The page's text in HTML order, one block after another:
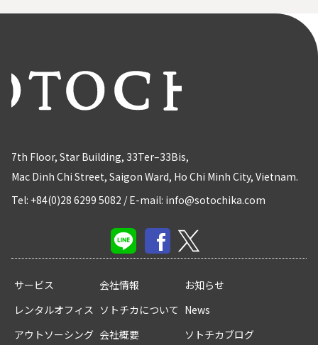
サービス
レンタルオフィス
アウトソーシング
会社情報
ソトチカについて
会社概要
お知らせ
News
ソトチカブログ
7th Floor, Star Building, 33Ter–33Bis,
Mac Dinh Chi Street, Saigon Ward, Ho Chi Minh City, Vietnam.
Tel: +84(0)28 6299 5082 /E-mail: info@sotochika.com